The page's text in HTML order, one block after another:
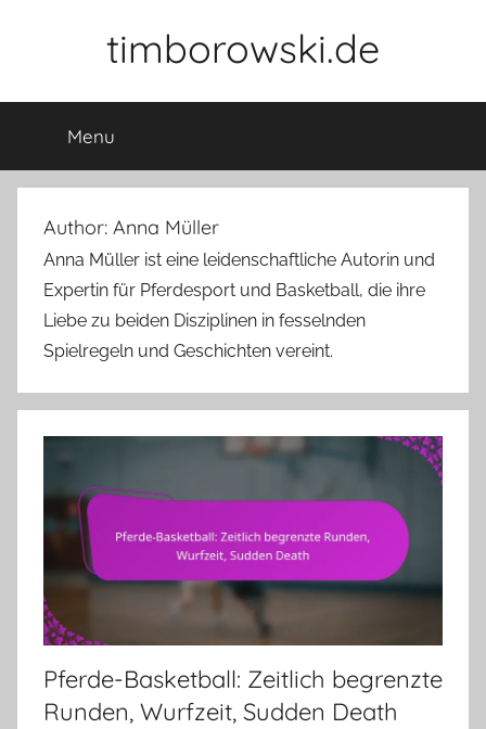
timborowski.de
Menu
Author: Anna Müller
Anna Müller ist eine leidenschaftliche Autorin und
Expertin für Pferdesport und Basketball, die ihre
Liebe zu beiden Disziplinen in fesselnden
Spielregeln und Geschichten vereint.
Pferde-Basketball: Zeitlich begrenzte
Runden, Wurfzeit, Sudden Death